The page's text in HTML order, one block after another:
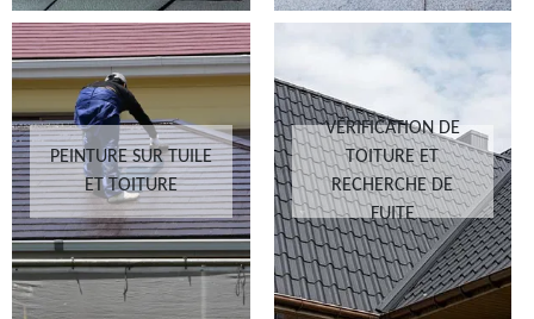
PEINTURE SUR TUILE
ET TOITURE
VÉRIFICATION DE
TOITURE ET
RECHERCHE DE
FUITE